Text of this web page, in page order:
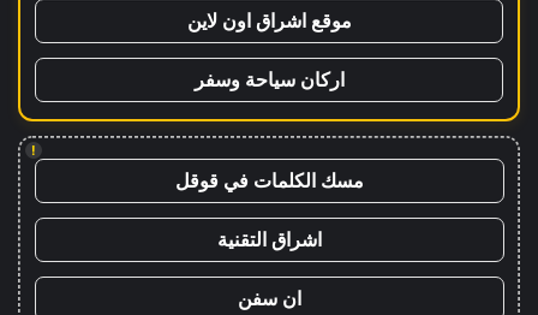
موقع اشراق اون لاين
اركان سياحة وسفر
!
مسك الكلمات في قوقل
اشراق التقنية
ان سفن